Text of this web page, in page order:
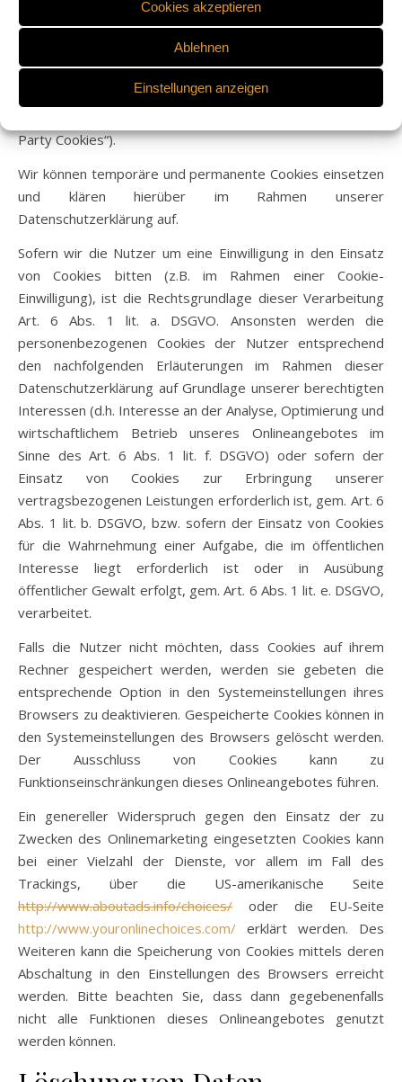
Cookies akzeptieren
Ablehnen
Einstellungen anzeigen
werden, die für Reichweitenmessung oder
Marketingzwecke verwendet werden. Als „Third-Party-
Cookie“ werden Cookies bezeichnet, die von anderen
Anbietern als dem Verantwortlichen, der das
Onlineangebot betreibt, angeboten werden (andernfalls,
Party Cookies“).
Wir können temporäre und permanente Cookies einsetzen
und klären hierüber im Rahmen unserer
Datenschutzerklärung auf.
Sofern wir die Nutzer um eine Einwilligung in den Einsatz
von Cookies bitten (z.B. im Rahmen einer Cookie-
Einwilligung), ist die Rechtsgrundlage dieser Verarbeitung
Art. 6 Abs. 1 lit. a. DSGVO. Ansonsten werden die
personenbezogenen Cookies der Nutzer entsprechend
den nachfolgenden Erläuterungen im Rahmen dieser
Datenschutzerklärung auf Grundlage unserer berechtigten
Interessen (d.h. Interesse an der Analyse, Optimierung und
wirtschaftlichem Betrieb unseres Onlineangebotes im
Sinne des Art. 6 Abs. 1 lit. f. DSGVO) oder sofern der
Einsatz von Cookies zur Erbringung unserer
vertragsbezogenen Leistungen erforderlich ist, gem. Art. 6
Abs. 1 lit. b. DSGVO, bzw. sofern der Einsatz von Cookies
für die Wahrnehmung einer Aufgabe, die im öffentlichen
Interesse liegt erforderlich ist oder in Ausübung
öffentlicher Gewalt erfolgt, gem. Art. 6 Abs. 1 lit. e. DSGVO,
verarbeitet.
Falls die Nutzer nicht möchten, dass Cookies auf ihrem
Rechner gespeichert werden, werden sie gebeten die
entsprechende Option in den Systemeinstellungen ihres
Browsers zu deaktivieren. Gespeicherte Cookies können in
den Systemeinstellungen des Browsers gelöscht werden.
Der Ausschluss von Cookies kann zu
Funktionseinschränkungen dieses Onlineangebotes führen.
Ein genereller Widerspruch gegen den Einsatz der zu
Zwecken des Onlinemarketing eingesetzten Cookies kann
bei einer Vielzahl der Dienste, vor allem im Fall des
Trackings, über die US-amerikanische Seite
http://www.aboutads.info/choices/ oder die EU-Seite
http://www.youronlinechoices.com/ erklärt werden. Des
Weiteren kann die Speicherung von Cookies mittels deren
Abschaltung in den Einstellungen des Browsers erreicht
werden. Bitte beachten Sie, dass dann gegebenenfalls
nicht alle Funktionen dieses Onlineangebotes genutzt
werden können.